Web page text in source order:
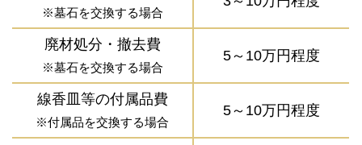
※墓石を交換する場合
廃材処分・撤去費
※墓石を交換する場合
5～10万円程度
線香皿等の付属品費
※付属品を交換する場合
5～10万円程度